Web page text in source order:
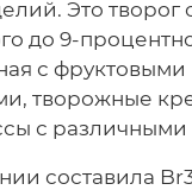
Это творог
до 9-
с фруктовыми
творожные
с различными
составила